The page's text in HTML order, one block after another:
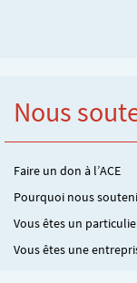
Nous
Faire un don à l’ACE
Pourquoi nous
Vous êtes un
Vous êtes une